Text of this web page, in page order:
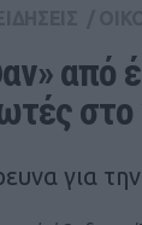
από
στο
για